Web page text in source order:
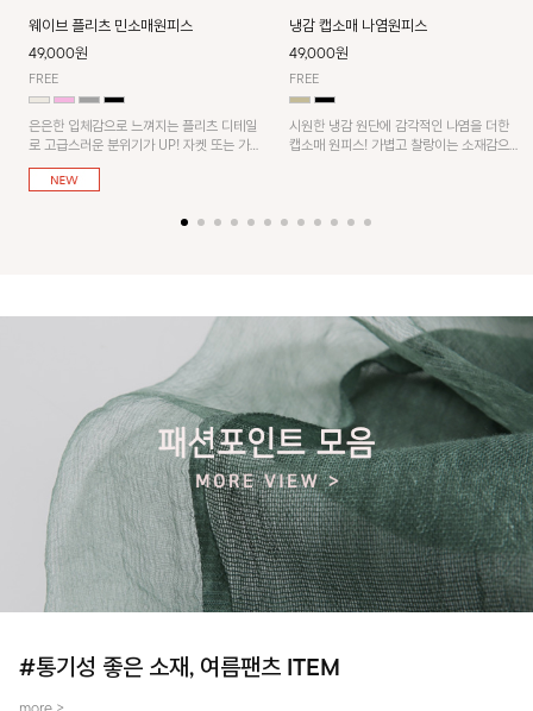
웨이브 플리츠 민소매원피스
49,000원
FREE
은은한 입체감으로 느껴지는 플리츠 디테일
로 고급스러운 분위기가 UP! 자켓 또는 가디
건과 같이 매치해도 잘 어울린답니다!
냉감 캡소매 나염원피스
49,000원
FREE
시원한 냉감 원단에 감각적인 나염을 더한
캡소매 원피스! 가볍고 찰랑이는 소재감으로
#통기성 좋은 소재, 여름팬츠 ITEM